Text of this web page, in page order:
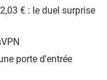
€ : le duel surprise
porte d'entrée